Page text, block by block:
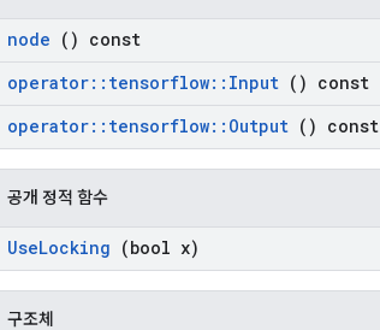
node () const
operator:: tensorflow:: Input () const
operator:: tensorflow:: Output () const
공개 정적 함수
UseLocking (bool x)
구조체